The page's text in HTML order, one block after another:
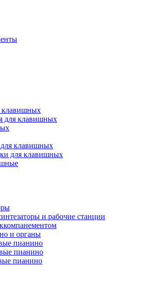
клавишных
для клавишных
клавишных
для клавишных
и рабочие станции
и органы
пианино
пианино
пианино